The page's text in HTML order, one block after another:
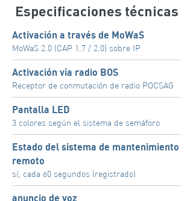
Especificaciones técnicas
Activación a través de MoWaS
MoWaS 2.0 (CAP 1.7 / 2.0) sobre IP
Activación vía radio BOS
Receptor de conmutación de radio POCSAG
Pantalla LED
3 colores según el sistema de semáforo
Estado del sistema de mantenimiento
remoto
sí, cada 60 segundos (registrado)
anuncio de voz